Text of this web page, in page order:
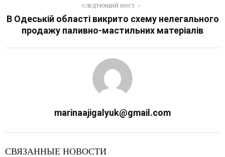
СЛЕДУЮЩИЙ ПОСТ
В Одеській області викрито схему нелегального
продажу паливно-мастильних матеріалів
marinaajigalyuk@gmail.com
СВЯЗАННЫЕ НОВОСТИ